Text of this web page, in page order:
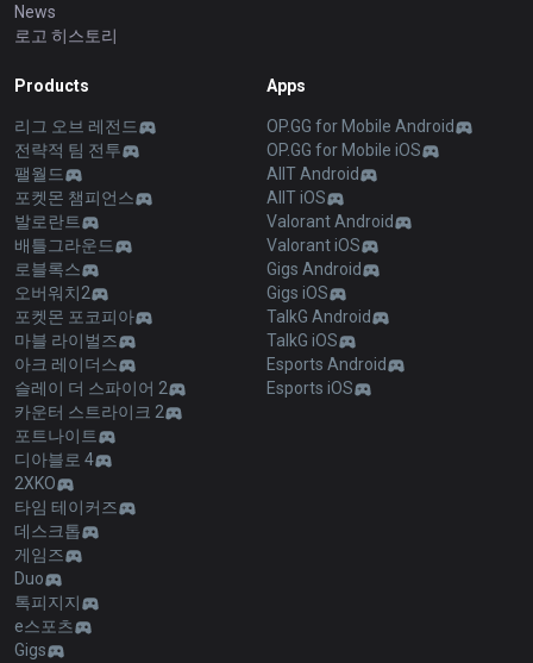
News
로고 히스토리
Products
리그 오브 레전드
전략적 팀 전투
팰월드
포켓몬 챔피언스
발로란트
배틀그라운드
로블록스
오버워치2
포켓몬 포코피아
마블 라이벌즈
아크 레이더스
슬레이 더 스파이어 2
카운터 스트라이크 2
포트나이트
디아블로 4
2XKO
타임 테이커즈
데스크톱
게임즈
Duo
톡피지지
e스포츠
Gigs
Apps
OP.GG for Mobile Android
OP.GG for Mobile iOS
AllT Android
AllT iOS
Valorant Android
Valorant iOS
Gigs Android
Gigs iOS
TalkG Android
TalkG iOS
Esports Android
Esports iOS